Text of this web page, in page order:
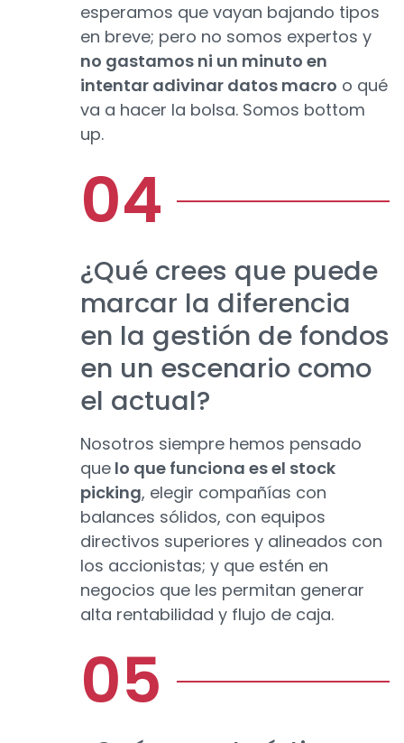
esperamos que vayan bajando tipos
en breve; pero no somos expertos y
no gastamos ni un minuto en
intentar adivinar datos macro o qué
va a hacer la bolsa. Somos bottom
up.
¿Qué crees que puede
marcar la diferencia
en la gestión de fondos
en un escenario como
el actual?
Nosotros siempre hemos pensado
que lo que funciona es el stock
picking, elegir compañías con
balances sólidos, con equipos
directivos superiores y alineados con
los accionistas; y que estén en
negocios que les permitan generar
alta rentabilidad y flujo de caja.